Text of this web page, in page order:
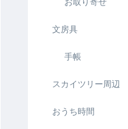
文房具
手帳
スカイツリー周辺
おうち時間